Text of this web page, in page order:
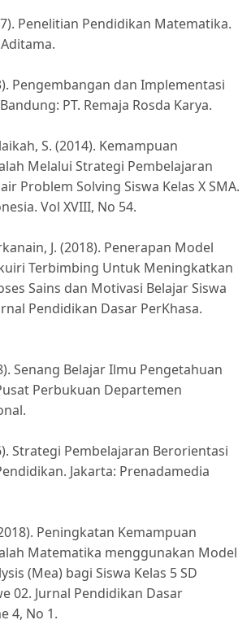
Penelitian Pendidikan Matematika.
Pengembangan dan Implementasi
PT. Remaja Rosda Karya.
S. (2014). Kemampuan
Melalui Strategi Pembelajaran
Problem Solving Siswa Kelas X SMA.
Vol XVIII, No 54.
J. (2018). Penerapan Model
Terbimbing Untuk Meningkatkan
Sains dan Motivasi Belajar Siswa
Pendidikan Dasar PerKhasa.
Senang Belajar Ilmu Pengetahuan
Perbukuan Departemen
Strategi Pembelajaran Berorientasi
Jakarta: Prenadamedia
Peningkatan Kemampuan
Matematika menggunakan Model
(Mea) bagi Siswa Kelas 5 SD
02. Jurnal Pendidikan Dasar
4, No 1.